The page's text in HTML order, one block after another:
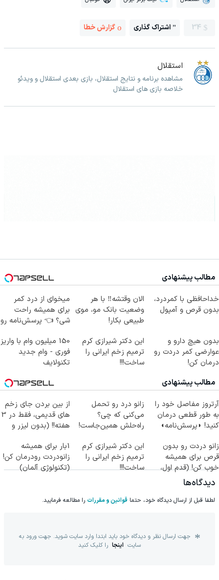
34 اشتراک گذاری گزارش خطا
استقلال
مشاهده برنامه و نتایج استقلال، بازی بعدی استقلال و ویدئو
خلاصه بازی های استقلال
مطالب پیشنهادی
خداحافظی با کمردرد،
بدون قرص و آمپول
الان وقتشه‼️ با هر
وضعیت بانک مو، موی
طبیعی بکار!
میخوای از درد کمر
برای همیشه راحت
شی؟ 👈 پرسش‌نامه رو
بدون هیچ دارو و
عوارضی کمر دردت رو
درمان کن!
این دکتر شیرازی کرم
ترمیم زخم ایرانی را
ساخت!!!
150 میلیون وام با واریز
فوری - وام جدید
تکنولایف
مطالب پیشنهادی
آرتروز مفاصل خود را
به طور قطعی درمان
کنید! ◗پرسش‌نامه◖
زانو درد رو تحمل
می‌کنی که چی؟
راه‌حلش همین‌جاست!
از بین بردن جای زخم
های قدیمی، فقط در 3
هفته!! (بدون لیزر و
زانو دردت رو بدون
قرص برای همیشه
خوب کن! (قدم اول،
پرسش‌نامه)
این دکتر شیرازی کرم
ترمیم زخم ایرانی را
ساخت!!!
1بار برای همیشه
زانودردت رودرمان کن!
(تکنولوژی آلمان)
دیدگاه‌ها
لطفا قبل از ارسال دیدگاه خود، حتما قوانین و مقررات را مطالعه فرمایید.
جهت ارسال نظر و دیدگاه خود باید ابتدا وارد سایت شوید. جهت ورود به
سایت اینجا را کلیک کنید